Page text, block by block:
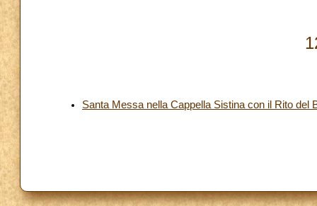
Santa Messa nella Cappella Sistina con il Rito del